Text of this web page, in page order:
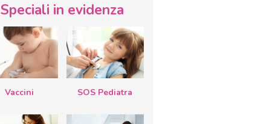
Speciali in evidenza
Vaccini SOS Pediatra